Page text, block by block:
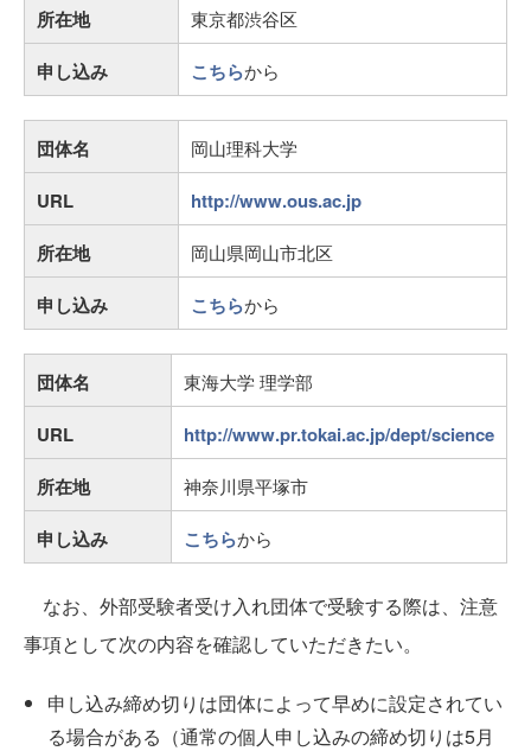
所在地
東京都渋谷区
申し込み こちらから
団体名 岡山理科大学
URL
http://www.ous.ac.jp
所在地
岡山県岡山市北区
申し込み こちらから
団体名 東海大学 理学部
URL
http://www.pr.tokai.ac.jp/dept/science
所在地
神奈川県平塚市
申し込み こちらから
なお、外部受験者受け入れ団体で受験する際は、注意
事項として次の内容を確認していただきたい。
申し込み締め切りは団体によって早めに設定されてい
る場合がある（通常の個人申し込みの締め切りは5月